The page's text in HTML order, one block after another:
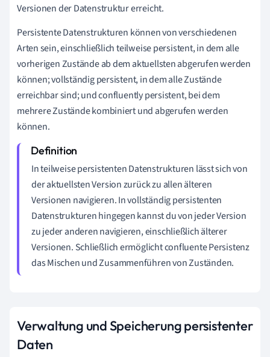
Versionen der Datenstruktur erreicht.
Persistente Datenstrukturen können von verschiedenen
Arten sein, einschließlich teilweise persistent, in dem alle
vorherigen Zustände ab dem aktuellsten abgerufen werden
können; vollständig persistent, in dem alle Zustände
erreichbar sind; und confluently persistent, bei dem
mehrere Zustände kombiniert und abgerufen werden
können.
In teilweise persistenten Datenstrukturen lässt sich von
der aktuellsten Version zurück zu allen älteren
Versionen navigieren. In vollständig persistenten
Datenstrukturen hingegen kannst du von jeder Version
zu jeder anderen navigieren, einschließlich älterer
Versionen. Schließlich ermöglicht confluente Persistenz
das Mischen und Zusammenführen von Zuständen.
Verwaltung und Speicherung persistenter
Daten